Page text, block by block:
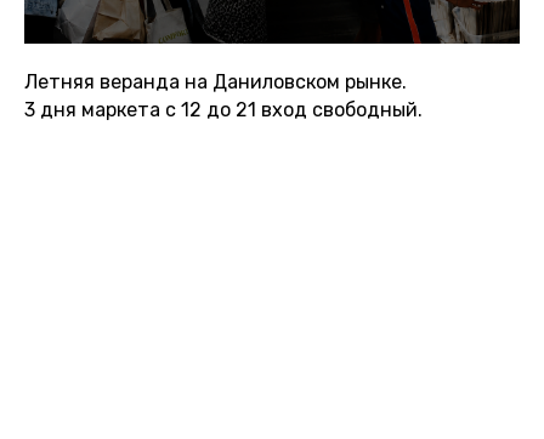
Летняя веранда на Даниловском рынке.
3 дня маркета с 12 до 21 вход свободный.